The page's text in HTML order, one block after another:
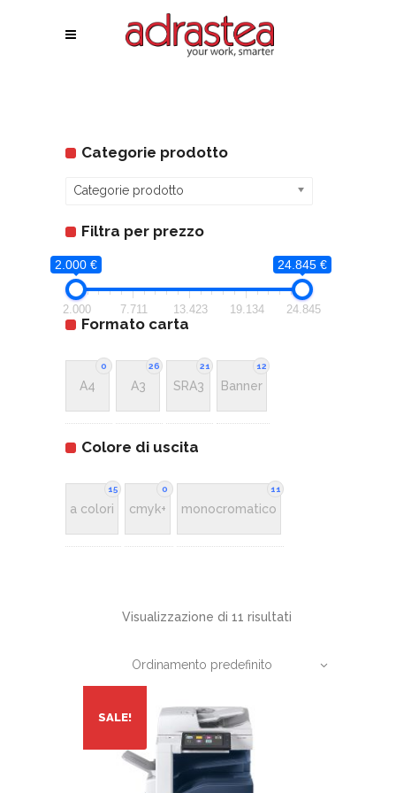
Categorie prodotto
Categorie prodotto
Filtra per prezzo
2.000 € 24.845 €
2.000 7.711 13.423 19.134 24.845
Formato carta
0
A4
26
A3
21
SRA3
12
Banner
Colore di uscita
15
a colori
0
cmyk+
11
monocromatico
Visualizzazione di 11 risultati
Ordinamento predefinito
SALE!